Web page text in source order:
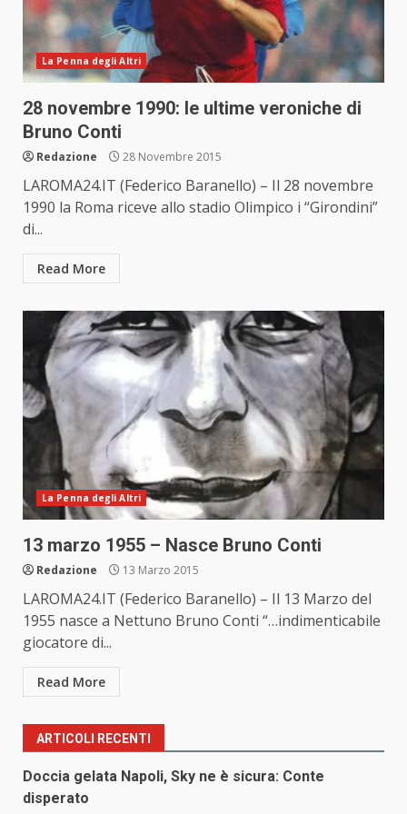
La Penna degli Altri
28 novembre 1990: le ultime veroniche di
Bruno Conti
Redazione 28 Novembre 2015
LAROMA24.IT (Federico Baranello) – Il 28 novembre
1990 la Roma riceve allo stadio Olimpico i “Girondini”
di...
Read More
La Penna degli Altri
13 marzo 1955 – Nasce Bruno Conti
Redazione 13 Marzo 2015
LAROMA24.IT (Federico Baranello) – Il 13 Marzo del
1955 nasce a Nettuno Bruno Conti “…indimenticabile
giocatore di...
Read More
ARTICOLI RECENTI
Doccia gelata Napoli, Sky ne è sicura: Conte
disperato